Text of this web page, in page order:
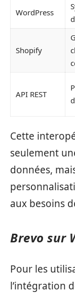
WordPress
Shopify
API REST
Cette
seulement
données,
aux besoins
Brevo sur
Pour les
l’intégration